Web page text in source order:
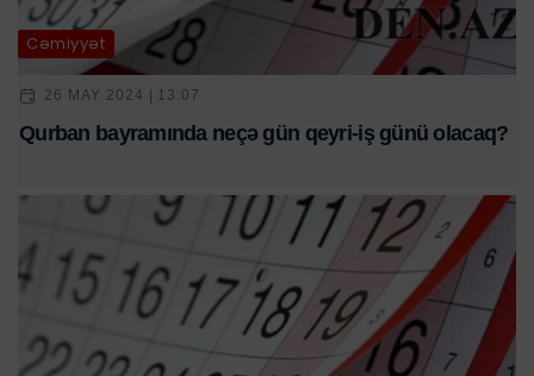
Cəmiyyət
26 MAY 2024 | 13:07
Qurban bayramında neçə gün qeyri-iş günü olacaq?